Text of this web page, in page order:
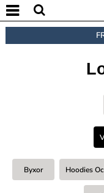
Byxor Hoodies